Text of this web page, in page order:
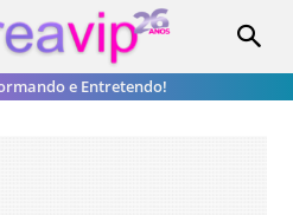
e Entretendo!